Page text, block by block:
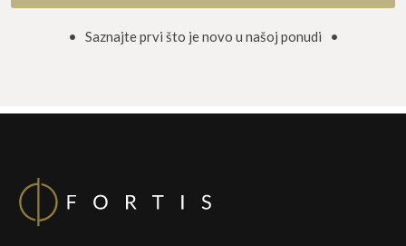
• Saznajte prvi što je novo u našoj ponudi •